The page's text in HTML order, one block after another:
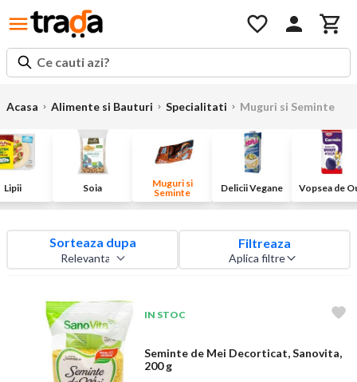
Ce cauti azi?
Acasa Alimente si Bauturi Specialitati Muguri si Seminte
Lipii Soia
Muguri si
Seminte
Delicii Vegane Vopsea de
Sorteaza dupa Filtreaza
Aplica filtre
IN STOC
Seminte de Mei Decorticat, Sanovita,
200 g